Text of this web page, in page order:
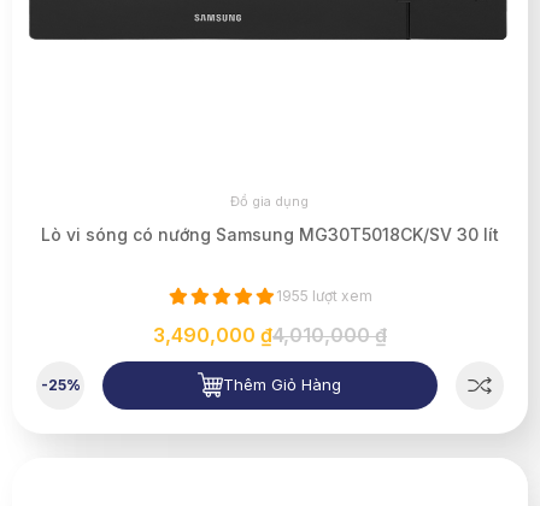
Đồ gia dụng
Lò vi sóng có nướng Samsung MG30T5018CK/SV 30 lít
1955 lượt xem
3,490,000 ₫4,010,000 ₫
-25% Thêm Giỏ Hàng